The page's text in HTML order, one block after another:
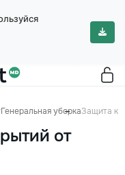
Генеральная уборкаЗащита
от